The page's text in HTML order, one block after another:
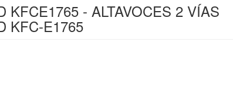
KFCE1765 - ALTAVOCES 2 VÍAS
KFC-E1765